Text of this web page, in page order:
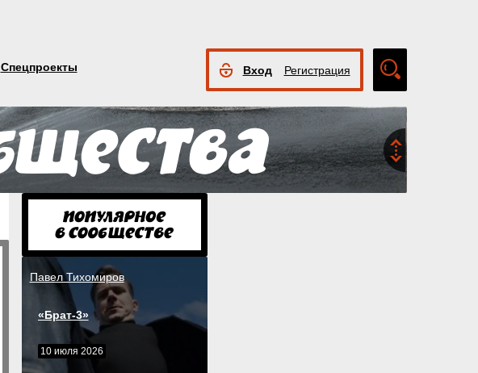
Спецпроекты Вход Регистрация
поиск
Павел Тихомиров
«Брат-3»
10 июля 2026